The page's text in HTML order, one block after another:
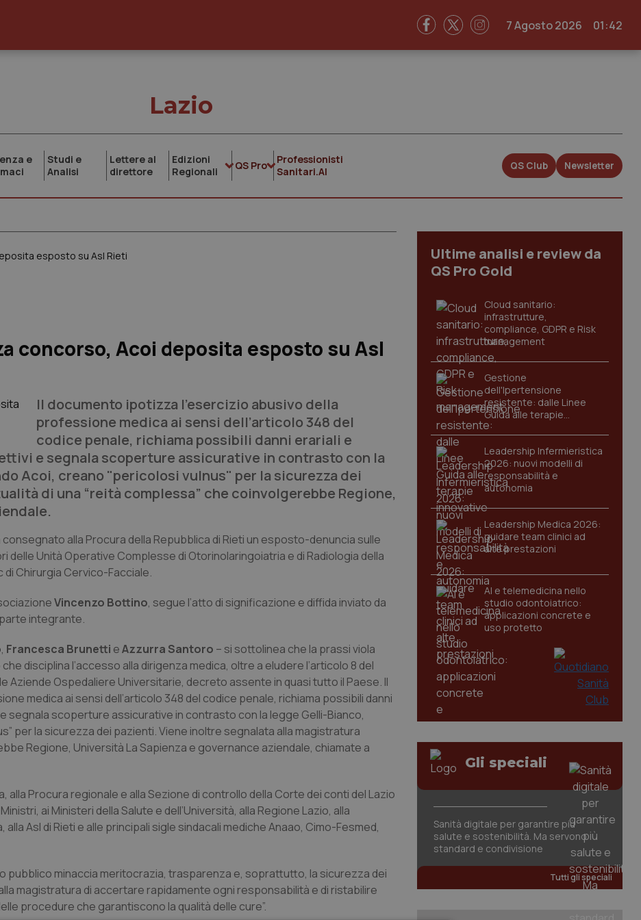
7 Agosto 2026 01:42
Lazio
e
Studi e
Analisi
Lettere al
direttore
Edizioni
Regionali
QS Pro
Professionisti
Sanitari.AI
QS Club Newsletter
esposto su Asl Rieti
concorso, Acoi deposita esposto su Asl
Il documento ipotizza l’esercizio abusivo della
professione medica ai sensi dell’articolo 348 del
codice penale, richiama possibili danni erariali e
e segnala scoperture assicurative in contrasto con la
Acoi, creano "pericolosi vulnus" per la sicurezza dei
di una “reità complessa” che coinvolgerebbe Regione,
alla Procura della Repubblica di Rieti un esposto-denuncia sulle
Unità Operative Complesse di Otorinolaringoiatria e di Radiologia della
di Chirurgia Cervico-Facciale.
Vincenzo Bottino, segue l’atto di significazione e diffida inviato da
integrante.
, Francesca Brunetti eAzzurra Santoro – si sottolinea che la prassi viola
disciplina l’accesso alla dirigenza medica, oltre a eludere l’articolo 8 del
Aziende Ospedaliere Universitarie, decreto assente in quasi tutto il Paese. Il
medica ai sensi dell’articolo 348 del codice penale, richiama possibili danni
scoperture assicurative in contrasto con la legge Gelli-Bianco,
per la sicurezza dei pazienti. Viene inoltre segnalata alla magistratura
Regione, Università La Sapienza e governance aziendale, chiamate a
Procura regionale e alla Sezione di controllo della Corte dei conti del Lazio
ai Ministeri della Salute e dell’Università, alla Regione Lazio, alla
Asl di Rieti e alle principali sigle sindacali mediche Anaao, Cimo-Fesmed,
pubblico minaccia meritocrazia, trasparenza e, soprattutto, la sicurezza dei
magistratura di accertare rapidamente ogni responsabilità e di ristabilire
procedure che garantiscono la qualità delle cure”.
Ultime analisi e review da
QS Pro Gold
Cloud sanitario:
infrastrutture,
compliance, GDPR e Risk
management
Gestione
dell'Ipertensione
resistente: dalle Linee
Guida alle terapie
innovative
Leadership Infermieristica
2026: nuovi modelli di
responsabilità e
autonomia
Leadership Medica 2026:
guidare team clinici ad
alte prestazioni
AI e telemedicina nello
studio odontoiatrico:
applicazioni concrete e
uso protetto
Gli speciali
Sanità digitale per garantire più
salute e sostenibilità. Ma servono
standard e condivisione
Tutti gli speciali